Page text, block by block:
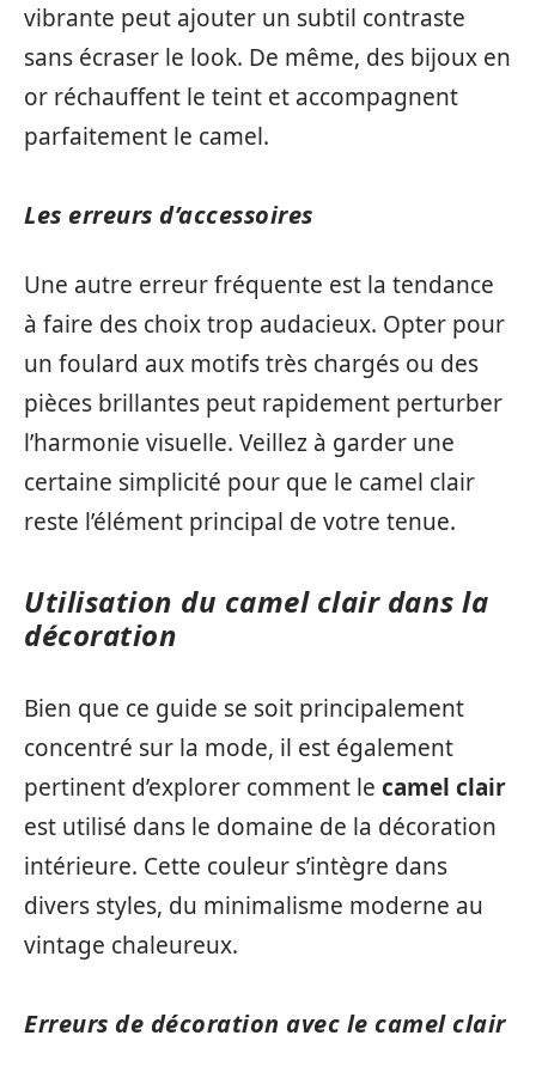
vibrante peut ajouter un subtil contraste
sans écraser le look. De même, des bijoux en
or réchauffent le teint et accompagnent
parfaitement le camel.
Les erreurs d’accessoires
Une autre erreur fréquente est la tendance
à faire des choix trop audacieux. Opter pour
un foulard aux motifs très chargés ou des
pièces brillantes peut rapidement perturber
l’harmonie visuelle. Veillez à garder une
certaine simplicité pour que le camel clair
reste l’élément principal de votre tenue.
Utilisation du camel clair dans la
décoration
Bien que ce guide se soit principalement
concentré sur la mode, il est également
pertinent d’explorer comment le camel clair
est utilisé dans le domaine de la décoration
intérieure. Cette couleur s’intègre dans
divers styles, du minimalisme moderne au
vintage chaleureux.
Erreurs de décoration avec le camel clair